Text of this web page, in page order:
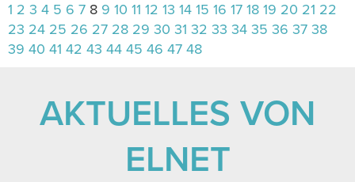
1 2 3 4 5 6 7 8 9 10 11 12 13 14 15 16 17 18 19 20 21 22
23 24 25 26 27 28 29 30 31 32 33 34 35 36 37 38
39 40 41 42 43 44 45 46 47 48
AKTUELLES VON
ELNET